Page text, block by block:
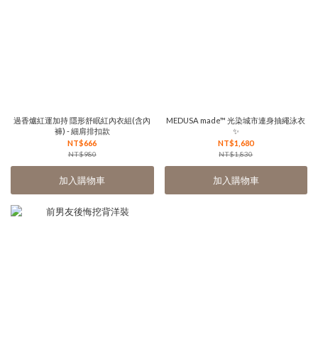
過香爐紅運加持 隱形舒眠紅內衣組(含內
褲) - 細肩排扣款
NT$666
NT$980
加入購物車
MEDUSA made™ 光染城市連身抽繩泳衣
✨
NT$1,680
NT$1,830
加入購物車